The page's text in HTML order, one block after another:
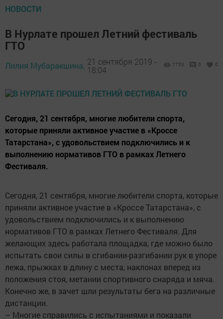
НОВОСТИ
В Нурлате прошел Летний фестиваль
ГТО
Лилия Мубаракшина, 21 сентября 2019 -
18:04
1753 0 0
Сегодня, 21 сентября, многие любители спорта,
которые приняли активное участие в «Кроссе
Татарстана», с удовольствием подключились и к
выполнению нормативов ГТО в рамках Летнего
Фестиваля.
Сегодня, 21 сентября, многие любители спорта, которые
приняли активное участие в «Кроссе Татарстана», с
удовольствием подключились и к выполнению
нормативов ГТО в рамках Летнего Фестиваля. Для
желающих здесь работала площадка, где можно было
испытать свои силы в сгибании-разгибании рук в упоре
лежа, прыжках в длину с места, наклонах вперед из
положения стоя, метании спортивного снаряда и мяча.
Конечно же, в зачет шли результаты бега на различные
дистанции.
– Многие справились с испытаниями и показали